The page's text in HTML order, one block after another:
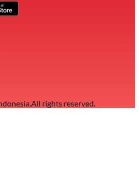
All rights reserved.